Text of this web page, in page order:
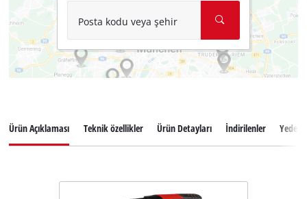
Posta kodu veya şehir
Ürün Açıklaması Teknik özellikler Ürün Detayları İndirilenler Yedek